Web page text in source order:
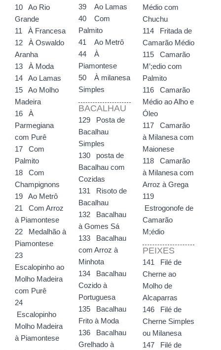
10 Ao Rio
Grande
11 À Francesa
12 À Oswaldo
Aranha
13 À Moda
14 Ao Lamas
15 Ao Molho
Madeira
16 À
Parmegiana
com Purê
17 Com
Palmito
18 Com
Champignons
19 Ao Metrô
21 Com Arroz
à Piamontese
22 Medalhão à
Piamontese
23
Escalopinho ao
Molho Madeira
com Purê
24
Escalopinho
Molho Madeira
à Piamontese
39 Ao Lamas
40 Com
Palmito
41 Ao Metrô
44 À
Piamontese
50 À milanesa
Simples
BACALHAU
129 Posta de
Bacalhau
Simples
130 posta de
Bacalhau com
Cozidas
131 Risoto de
Bacalhau
132 Bacalhau
à Gomes Sá
133 Bacalhau
com Arroz à
Minhota
134 Bacalhau
Cozido à
Portuguesa
135 Bacalhau
Frito à Moda
136 Bacalhau
Grelhado à
Médio com
Chuchu
114 Fritada de
Camarão Médio
115 Camarão
M’;edio com
Palmito
116 Camarão
Médio ao Alho e
Óleo
117 Camarão
à Milanesa com
Maionese
118 Camarão
à Milanesa com
Arroz à Grega
119
Estrogonofe de
Camarão
M;édio
PEIXES
141 Filé de
Cherne ao
Molho de
Alcaparras
146 Filé de
Cherne Simples
ou Milanesa
147 Filé de